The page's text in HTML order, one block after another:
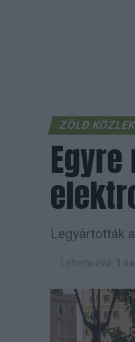
ZÖLD
Legyártották
Létrehozva: 1